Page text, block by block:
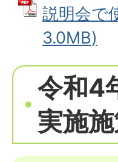
説明会で
3.0MB)
令和4
実施